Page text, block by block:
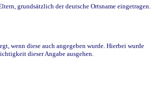
grundsätzlich der deutsche Ortsname eingetragen.
wenn diese auch angegeben wurde. Hierbei wurde
dieser Angabe ausgehen.